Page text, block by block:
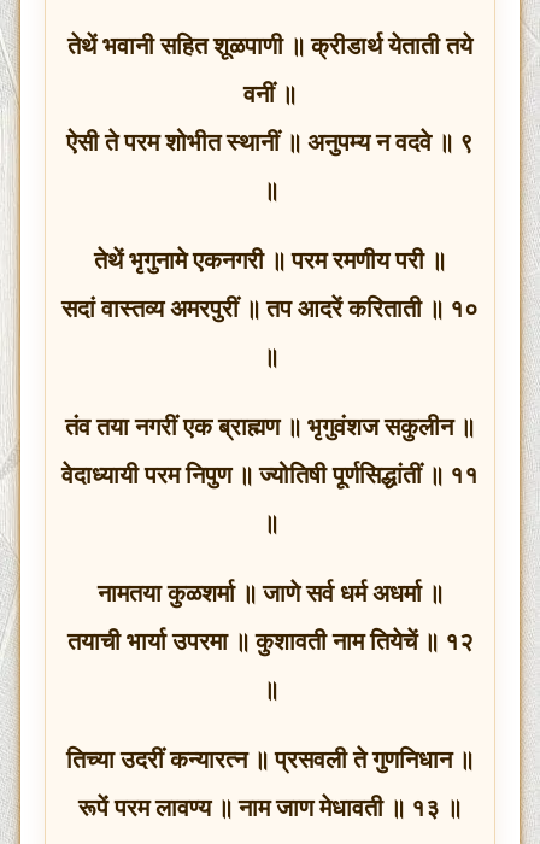
तेथें भवानी सहित शूळपाणी ॥ क्रीडार्थ येताती तये
वनीं ॥
ऐसी ते परम शोभीत स्थानीं ॥ अनुपम्य न वदवे ॥ ९
॥
तेथें भृगुनामे एकनगरी ॥ परम रमणीय परी ॥
सदां वास्तव्य अमरपुरीं ॥ तप आदरें करिताती ॥ १०
॥
तंव तया नगरीं एक ब्राह्मण ॥ भृगुवंशज सकुलीन ॥
वेदाध्यायी परम निपुण ॥ ज्योतिषी पूर्णसिद्धांतीं ॥ ११
॥
नामतया कुळशर्मा ॥ जाणे सर्व धर्म अधर्मा ॥
तयाची भार्या उपरमा ॥ कुशावती नाम तियेचें ॥ १२
॥
तिच्या उदरीं कन्यारत्‍न ॥ प्रसवली ते गुणनिधान ॥
रूपें परम लावण्य ॥ नाम जाण मेधावती ॥ १३ ॥